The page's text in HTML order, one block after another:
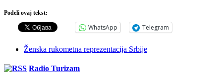
Podeli ovaj tekst:
WhatsApp Telegram
Ženska rukometna reprezentacija Srbije
Radio Turizam